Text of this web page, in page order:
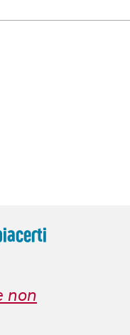
non